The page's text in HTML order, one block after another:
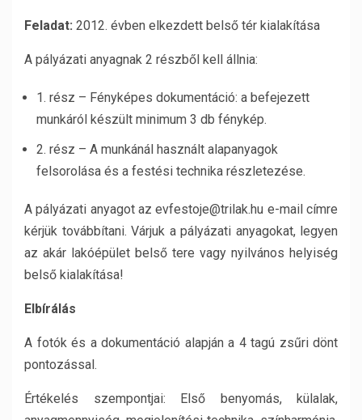
Feladat: 2012. évben elkezdett belső tér kialakítása
A pályázati anyagnak 2 részből kell állnia:
1. rész – Fényképes dokumentáció: a befejezett
munkáról készült minimum 3 db fénykép.
2. rész – A munkánál használt alapanyagok
felsorolása és a festési technika részletezése.
A pályázati anyagot az evfestoje@trilak.hu e-mail címre
kérjük továbbítani. Várjuk a pályázati anyagokat, legyen
az akár lakóépület belső tere vagy nyilvános helyiség
belső kialakítása!
Elbírálás
A fotók és a dokumentáció alapján a 4 tagú zsűri dönt
pontozással.
Értékelés szempontjai: Első benyomás, külalak,